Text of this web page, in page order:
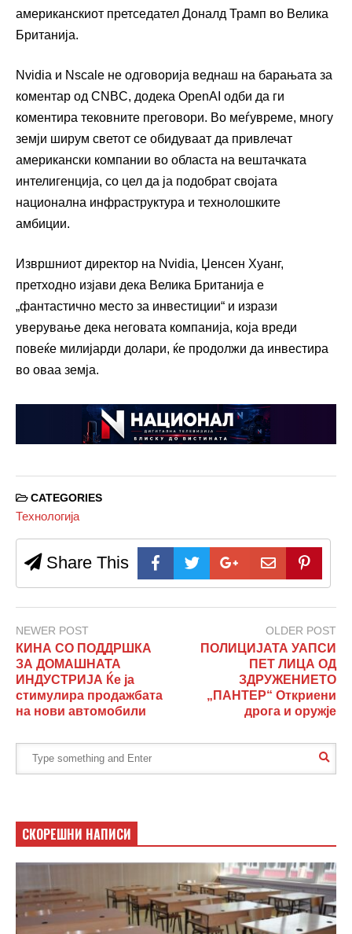
американскиот претседател Доналд Трамп во Велика
Британија.
Nvidia и Nscale не одговорија веднаш на барањата за
коментар од CNBC, додека OpenAI одби да ги
коментира тековните преговори. Во меѓувреме, многу
земји ширум светот се обидуваат да привлечат
американски компании во областа на вештачката
интелигенција, со цел да ја подобрат својата
национална инфраструктура и технолошките
амбиции.
Извршниот директор на Nvidia, Џенсен Хуанг,
претходно изјави дека Велика Британија е
„фантастично место за инвестиции“ и изрази
уверување дека неговата компанија, која вреди
повеќе милијарди долари, ќе продолжи да инвестира
во оваа земја.
CATEGORIES
Технологија
Share This
NEWER POST
КИНА СО ПОДДРШКА
ЗА ДОМАШНАТА
ИНДУСТРИЈА Ќе ја
стимулира продажбата
на нови автомобили
OLDER POST
ПОЛИЦИЈАТА УАПСИ
ПЕТ ЛИЦА ОД
ЗДРУЖЕНИЕТО
„ПАНТЕР“ Откриени
дрога и оружје
СКОРЕШНИ НАПИСИ